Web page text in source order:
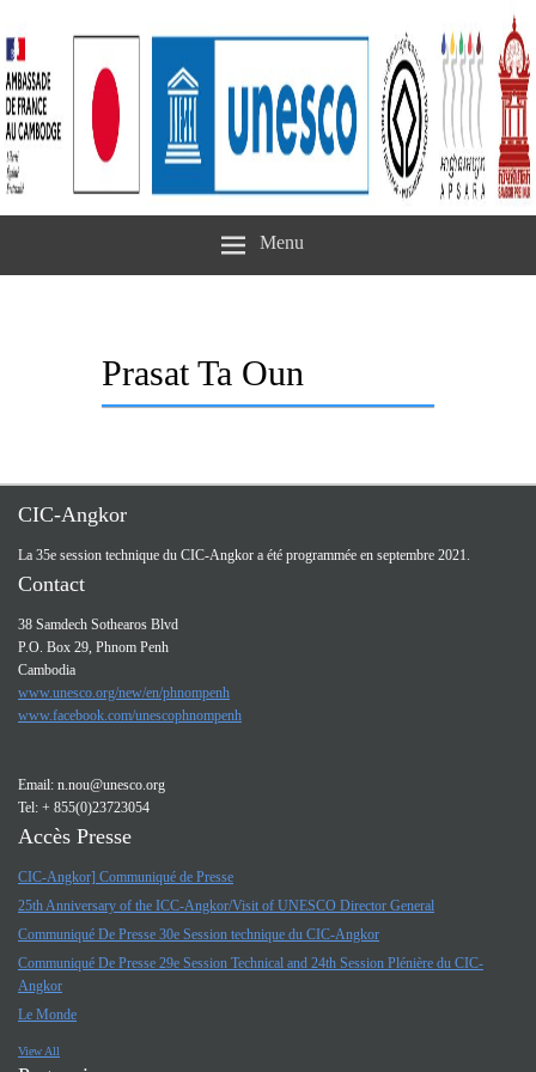
Menu
Prasat Ta Oun
CIC-Angkor
La 35e session technique du CIC-Angkor a été programmée en septembre 2021.
Contact
38 Samdech Sothearos Blvd
P.O. Box 29, Phnom Penh
Cambodia
www.unesco.org/new/en/phnompenh
www.facebook.com/unescophnompenh
Email: n.nou@unesco.org
Tel: + 855(0)23723054
Accès Presse
CIC-Angkor] Communiqué de Presse
25th Anniversary of the ICC-Angkor/Visit of UNESCO Director General
Communiqué De Presse 30e Session technique du CIC-Angkor
Communiqué De Presse 29e Session Technical and 24th Session Plénière du CIC-
Angkor
Le Monde
View All